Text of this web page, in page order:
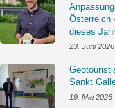
Österreich
dieses
23. Juni 2026
Sankt
19. Mai 2026